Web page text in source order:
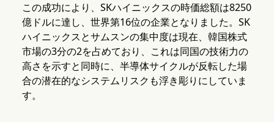
この成功により、SKハイニックスの時価総額は8250
億ドルに達し、世界第16位の企業となりました。SK
ハイニックスとサムスンの集中度は現在、韓国株式
市場の3分の2を占めており、これは同国の技術力の
高さを示すと同時に、半導体サイクルが反転した場
合の潜在的なシステムリスクも浮き彫りにしていま
す。